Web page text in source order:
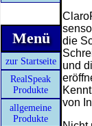
die
und
von
Menü
zur Startseite
RealSpeak
Produkte
allgemeine
Produkte
Der
als
Paket.